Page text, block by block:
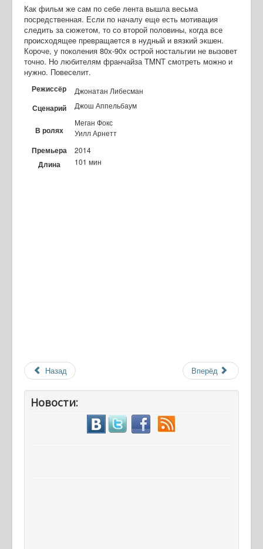
Как фильм же сам по себе лента вышла весьма
посредственная. Если по началу еще есть мотивация
следить за сюжетом, то со второй половины, когда все
происходящее превращается в нудный и вязкий экшен.
Короче, у поколения 80х-90х острой ностальгии не вызовет
точно. Но любителям франчайза TMNT смотреть можно и
нужно. Повеселит.
Режиссёр Джонатан Либесман
Сценарий Джош Аппельбаум
В ролях
Меган Фокс
Уилл Арнетт
Премьера 2014
Длина 101 мин
Назад Вперёд
Новости: